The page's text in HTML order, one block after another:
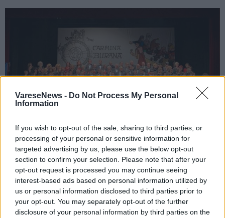
VareseNews - Do Not Process My Personal
Information
If you wish to opt-out of the sale, sharing to third parties, or
processing of your personal or sensitive information for
targeted advertising by us, please use the below opt-out
section to confirm your selection. Please note that after your
opt-out request is processed you may continue seeing
interest-based ads based on personal information utilized by
us or personal information disclosed to third parties prior to
your opt-out. You may separately opt-out of the further
disclosure of your personal information by third parties on the
MUSICA
La Corale arnatese torna con il suo
“Sacro InCanto”